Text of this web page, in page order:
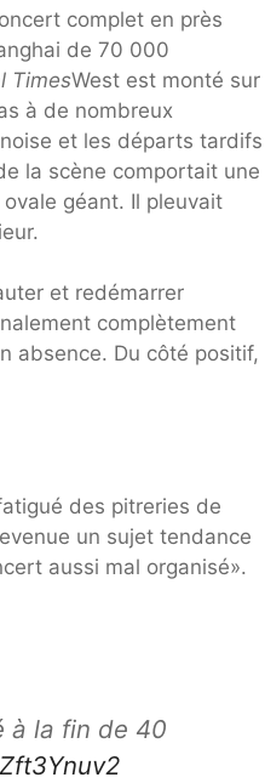
complet en près
de 70 000
TimesWest est monté sur
à de nombreux
et les départs tardifs
la scène comportait une
géant. Il pleuvait
et redémarrer
complètement
absence. Du côté positif,
des pitreries de
un sujet tendance
aussi mal organisé».
à la fin de 40